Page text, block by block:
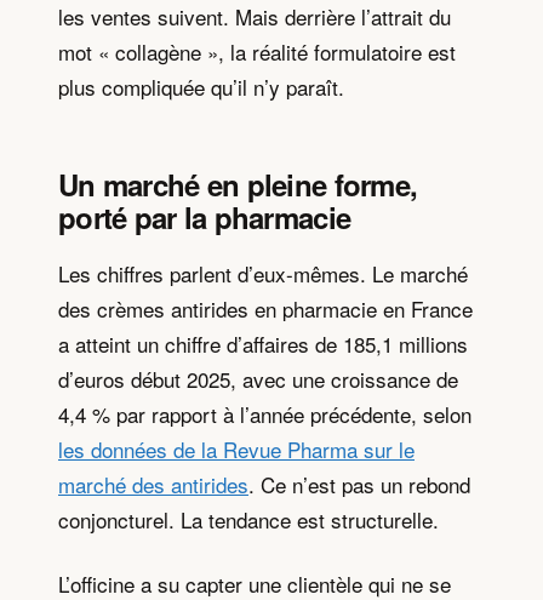
les ventes suivent. Mais derrière l’attrait du
mot « collagène », la réalité formulatoire est
plus compliquée qu’il n’y paraît.
Un marché en pleine forme,
porté par la pharmacie
Les chiffres parlent d’eux-mêmes. Le marché
des crèmes antirides en pharmacie en France
a atteint un chiffre d’affaires de 185,1 millions
d’euros début 2025, avec une croissance de
4,4 % par rapport à l’année précédente, selon
les données de la Revue Pharma sur le
marché des antirides. Ce n’est pas un rebond
conjoncturel. La tendance est structurelle.
L’officine a su capter une clientèle qui ne se